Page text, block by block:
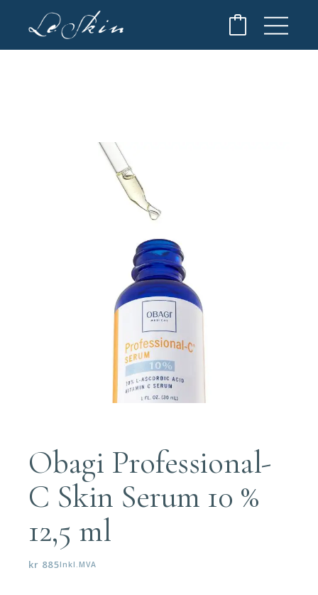
Obagi Professional-
C Skin Serum 10 %
12,5 ml
kr 885Inkl.MVA